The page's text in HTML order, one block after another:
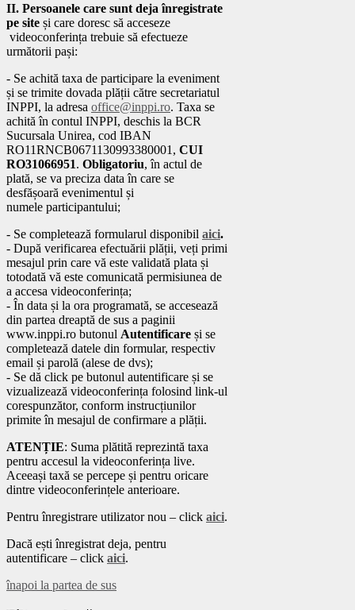
II. Persoanele care sunt deja înregistrate
pe site și care doresc să acceseze
videoconferința trebuie să efectueze
următorii pași:
- Se achită taxa de participare la eveniment
și se trimite dovada plății către secretariatul
INPPI, la adresa office@inppi.ro. Taxa se
achită în contul INPPI, deschis la BCR
Sucursala Unirea, cod IBAN
RO11RNCB0671130993380001, CUI
RO31066951. Obligatoriu, în actul de
plată, se va preciza data în care se
desfășoară evenimentul și
numele participantului;
- Se completează formularul disponibil aici.
- După verificarea efectuării plății, veți primi
mesajul prin care vă este validată plata și
totodată vă este comunicată permisiunea de
a accesa videoconferința;
- În data și la ora programată, se accesează
din partea dreaptă de sus a paginii
www.inppi.ro butonul Autentificare și se
completează datele din formular, respectiv
email și parolă (alese de dvs);
- Se dă click pe butonul autentificare și se
vizualizează videoconferința folosind link-ul
corespunzător, conform instrucțiunilor
primite în mesajul de confirmare a plății.
ATENȚIE: Suma plătită reprezintă taxa
pentru accesul la videoconferința live.
Aceeași taxă se percepe și pentru oricare
dintre videoconferințele anterioare.
Pentru înregistrare utilizator nou – click aici.
Dacă ești înregistrat deja, pentru
autentificare – click aici.
înapoi la partea de sus